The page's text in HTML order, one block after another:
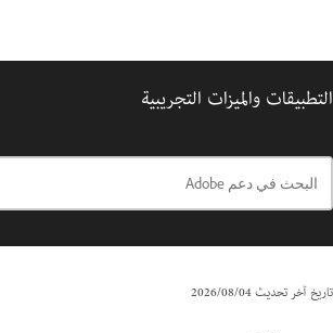
التطبيقات والميزات التجريبية
تاريخ آخر تحديث04‏/08‏/2026